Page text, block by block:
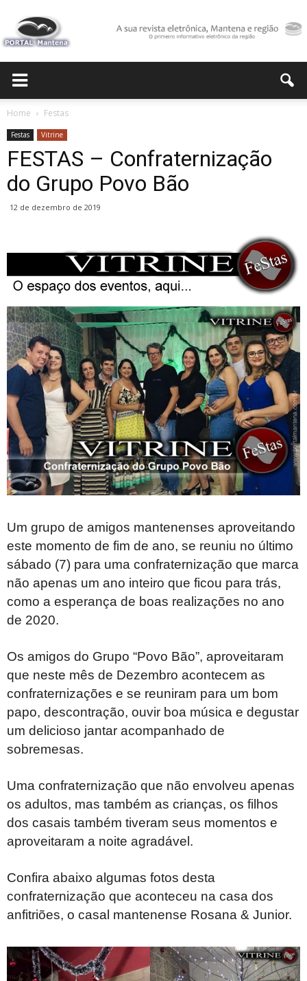
Home Festas
Festas Vitrine
FESTAS – Confraternização
do Grupo Povo Bão
12 de dezembro de 2019
Um grupo de amigos mantenenses aproveitando
este momento de fim de ano, se reuniu no último
sábado (7) para uma confraternização que marca
não apenas um ano inteiro que ficou para trás,
como a esperança de boas realizações no ano
de 2020.
Os amigos do Grupo “Povo Bão”, aproveitaram
que neste mês de Dezembro acontecem as
confraternizações e se reuniram para um bom
papo, descontração, ouvir boa música e degustar
um delicioso jantar acompanhado de
sobremesas.
Uma confraternização que não envolveu apenas
os adultos, mas também as crianças, os filhos
dos casais também tiveram seus momentos e
aproveitaram a noite agradável.
Confira abaixo algumas fotos desta
confraternização que aconteceu na casa dos
anfitriões, o casal mantenense Rosana & Junior.